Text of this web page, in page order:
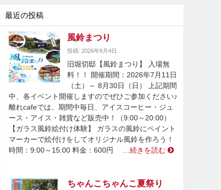
最近の投稿
風鈴まつり
投稿: 2026年8月4日
旧堀切邸【風鈴まつり】 入場無
料！！ 開催期間：2026年7月11日
（土）～ 8月30日（日） 上記期間
中、各イベント開催しますのでぜひご参加ください♪
離れcafeでは、期間中毎日、アイスコーヒー・ジュ
ース・アイス・雑貨など販売中！（9:00～20:00）
【ガラス風鈴絵付け体験】 ガラスの風鈴にペイント
マーカーで絵付けをしてオリジナル風鈴を作ろう！
時間：9:00～15:00 料金：600円
…続きを読む
ちゃんこちゃんこ夏祭り